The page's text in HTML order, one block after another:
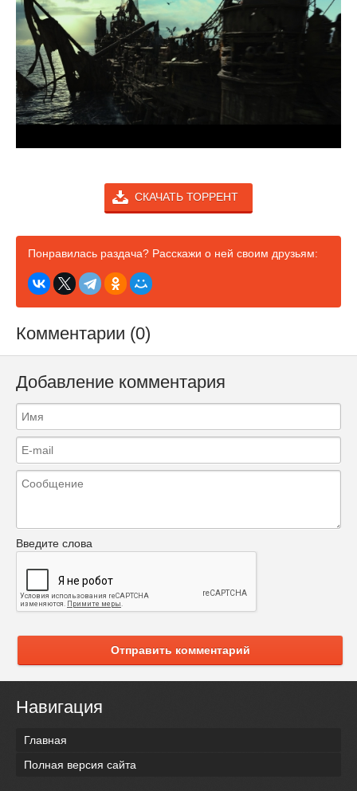
СКАЧАТЬ ТОРРЕНТ
Понравилась раздача? Расскажи о ней своим друзьям:
Комментарии (0)
Добавление комментария
Введите слова
Отправить комментарий
Навигация
Главная
Полная версия сайта